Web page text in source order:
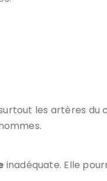
les artères du
inadéquate. Elle